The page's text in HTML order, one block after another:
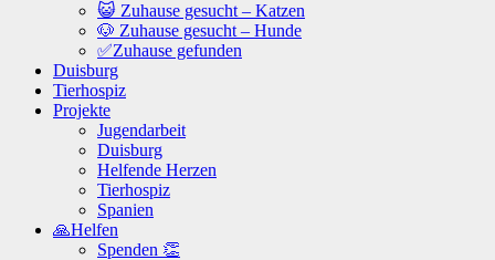
😺 Zuhause gesucht – Katzen
🐶 Zuhause gesucht – Hunde
✅Zuhause gefunden
Duisburg
Tierhospiz
Projekte
Jugendarbeit
Duisburg
Helfende Herzen
Tierhospiz
Spanien
🙏Helfen
Spenden 👏